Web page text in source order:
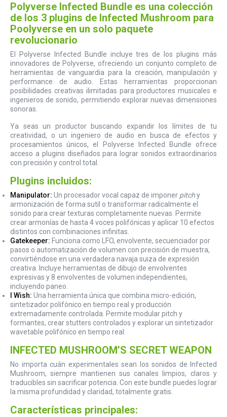
Polyverse Infected Bundle es una colección
de los 3 plugins de Infected Mushroom para
Poolyverse en un solo paquete
revolucionario
El Polyverse Infected Bundle incluye tres de los plugins más
innovadores de Polyverse, ofreciendo un conjunto completo de
herramientas de vanguardia para la creación, manipulación y
performance de audio. Estas herramientas proporcionan
posibilidades creativas ilimitadas para productores musicales e
ingenieros de sonido, permitiendo explorar nuevas dimensiones
sonoras.
Ya seas un productor buscando expandir los límites de tu
creatividad, o un ingeniero de audio en busca de efectos y
procesamientos únicos, el Polyverse Infected Bundle ofrece
acceso a plugins diseñados para lograr sonidos extraordinarios
con precisión y control total.
Plugins incluidos:
Manipulator: Un procesador vocal capaz de imponer pitchy
armonización de forma sutil o transformar radicalmente el
sonido para crear texturas completamente nuevas. Permite
crear armonías de hasta 4 voces polifónicas y aplicar 10 efectos
distintos con combinaciones infinitas.
Gatekeeper: Funciona como LFO, envolvente, secuenciador por
pasos o automatización de volumen con precisión de muestra,
convirtiéndose en una verdadera navaja suiza de expresión
creativa. Incluye herramientas de dibujo de envolventes
expresivas y 8 envolventes de volumen independientes,
incluyendo paneo.
I Wish: Una herramienta única que combina micro-edición,
sintetizador polifónico en tiempo real y producción
extremadamente controlada. Permite modular pitch y
formantes, crear stutters controlados y explorar un sintetizador
wavetable polifónico en tiempo real.
INFECTED MUSHROOM’S SECRET WEAPON
No importa cuán experimentales sean los sonidos de Infected
Mushroom, siempre mantienen sus canales limpios, claros y
traducibles sin sacrificar potencia. Con este bundle puedes lograr
la misma profundidad y claridad, totalmente gratis.
Características principales: